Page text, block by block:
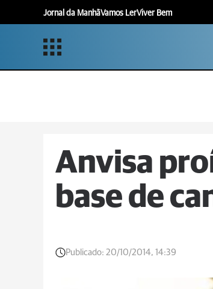
Jornal da ManhãVamos LerViver Bem
Anvisa
base de
Publicado: 20/10/2014, 14:39